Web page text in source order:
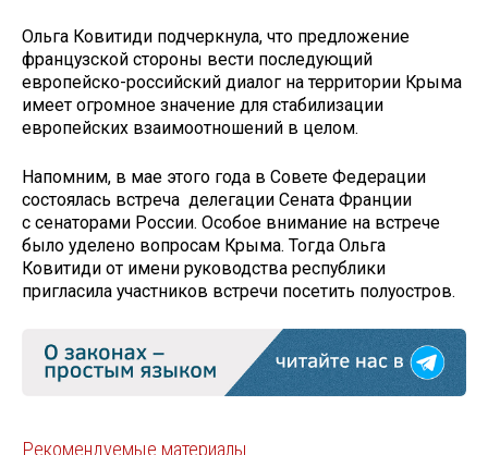
Ольга Ковитиди подчеркнула, что предложение
французской стороны вести последующий
европейско-российский диалог на территории Крыма
имеет огромное значение для стабилизации
европейских взаимоотношений в целом.
Напомним, в мае этого года в Совете Федерации
состоялась встреча делегации Сената Франции
с сенаторами России. Особое внимание на встрече
было уделено вопросам Крыма. Тогда Ольга
Ковитиди от имени руководства республики
пригласила участников встречи посетить полуостров.
Рекомендуемые материалы